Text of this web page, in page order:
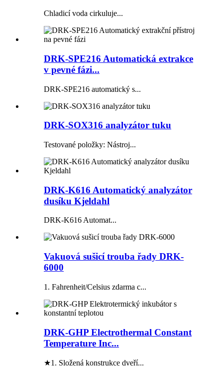
Chladicí voda cirkuluje...
DRK-SPE216 Automatická extrakce
v pevné fázi...
DRK-SPE216 automatický s...
DRK-SOX316 analyzátor tuku
Testované položky: Nástroj...
DRK-K616 Automatický analyzátor
dusíku Kjeldahl
DRK-K616 Automat...
Vakuová sušicí trouba řady DRK-
6000
1. Fahrenheit/Celsius zdarma c...
DRK-GHP Electrothermal Constant
Temperature Inc...
★1. Složená konstrukce dveří...